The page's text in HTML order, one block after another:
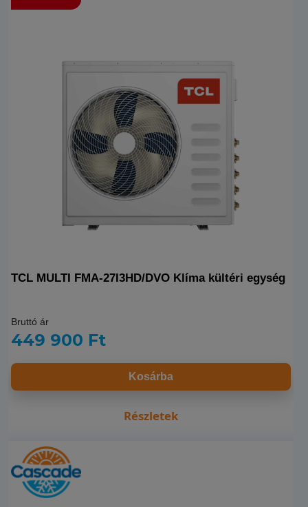
TCL MULTI FMA-27I3HD/DVO Klíma kültéri egység
Bruttó ár
449 900 Ft
Kosárba
Részletek